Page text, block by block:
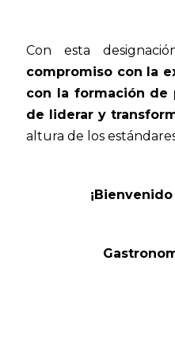
Con esta
compromiso con la
con la formación de
de liderar y
altura de los